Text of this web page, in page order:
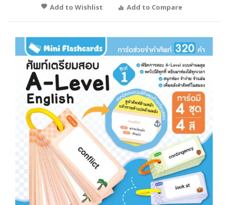
Add to Wishlist
Add to Compare